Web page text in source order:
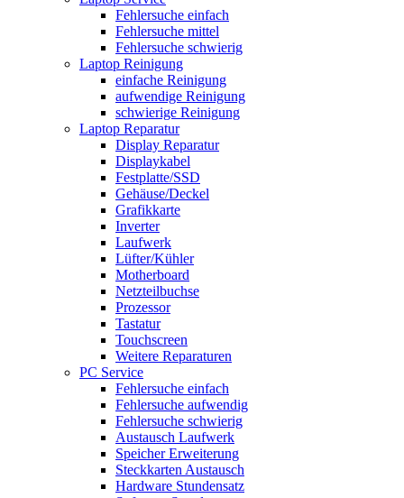
Fehlersuche einfach
Fehlersuche mittel
Fehlersuche schwierig
Laptop Reinigung
einfache Reinigung
aufwendige Reinigung
schwierige Reinigung
Laptop Reparatur
Display Reparatur
Displaykabel
Festplatte/SSD
Gehäuse/Deckel
Grafikkarte
Inverter
Laufwerk
Lüfter/Kühler
Motherboard
Netzteilbuchse
Prozessor
Tastatur
Touchscreen
Weitere Reparaturen
PC Service
Fehlersuche einfach
Fehlersuche aufwendig
Fehlersuche schwierig
Austausch Laufwerk
Speicher Erweiterung
Steckkarten Austausch
Hardware Stundensatz